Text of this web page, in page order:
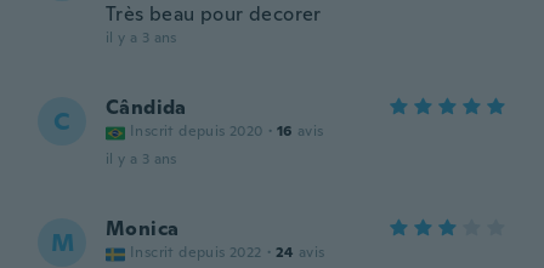
Très beau pour decorer
il y a 3 ans
C Cândida
Inscrit depuis 2020 · 16 avis
il y a 3 ans
M Monica
Inscrit depuis 2022 · 24 avis